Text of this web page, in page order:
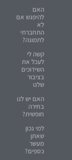
האם
להיפגש אם
לא
התחברתי
לתמונה?
קשה לי
לעכל את
השידוכים
בציבור
שלנו
האם יש לנו
בחירה
חופשית?
למי נכון
שאתן
מעשר
כספים?